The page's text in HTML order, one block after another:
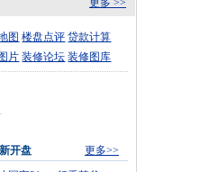
更多 >>
图 楼盘点评 贷款计算
片 装修论坛 装修图库
开盘
更多>>